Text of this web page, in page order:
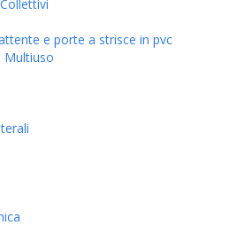
e porte a strisce in pvc
Multiuso